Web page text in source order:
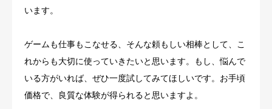
います。
ゲームも仕事もこなせる、そんな頼もしい相棒として、こ
れからも大切に使っていきたいと思います。もし、悩んで
いる方がいれば、ぜひ一度試してみてほしいです。お手頃
価格で、良質な体験が得られると思いますよ。